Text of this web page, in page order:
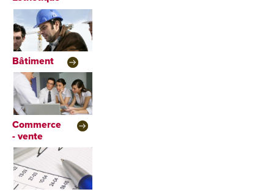
Bâtiment
Commerce
- vente